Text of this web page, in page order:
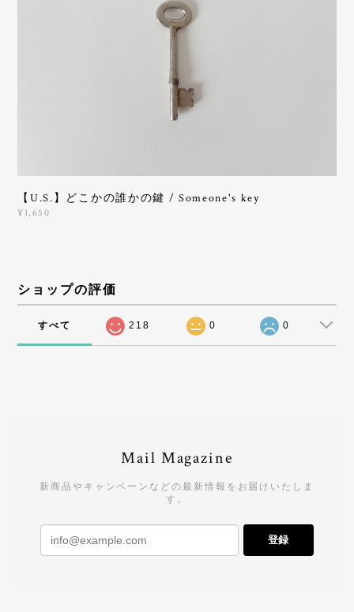
【U.S.】どこかの誰かの鍵 / Someone's key
¥1,650
ショップの評価
すべて 218 0 0
Mail Magazine
新商品やキャンペーンなどの最新情報をお届けいたしま
す。
登録